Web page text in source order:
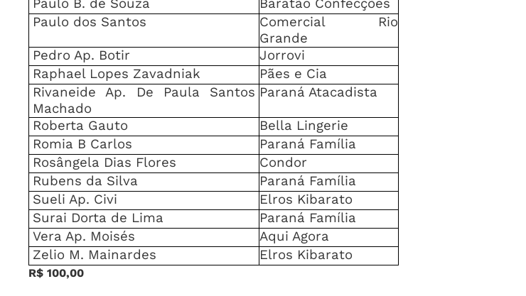
Paulo B. de Souza
Baratão Confecções
Paulo dos Santos
Comercial Rio
Grande
Pedro Ap. Botir
Jorrovi
Raphael Lopes Zavadniak
Pães e Cia
Rivaneide Ap. De Paula Santos
Machado
Paraná Atacadista
Roberta Gauto
Bella Lingerie
Romia B Carlos
Paraná Família
Rosângela Dias Flores
Condor
Rubens da Silva
Paraná Família
Sueli Ap. Civi
Elros Kibarato
Surai Dorta de Lima
Paraná Família
Vera Ap. Moisés
Aqui Agora
Zelio M. Mainardes
Elros Kibarato
R$ 100,00